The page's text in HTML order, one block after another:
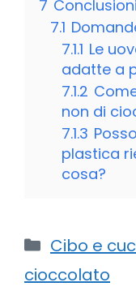
7 Conclusioni
7.1
7.1.1 Le
adatte a
7.1.2
non di
7.1.3
plastica
cosa?
Categorie
Cibo e
cioccolato